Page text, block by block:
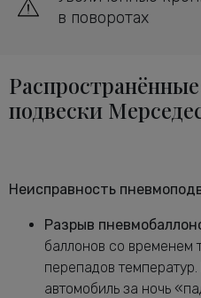
в поворотах
подвески
Неисправность
Разрыв
баллонов со временем
перепадов
автомобиль за ночь